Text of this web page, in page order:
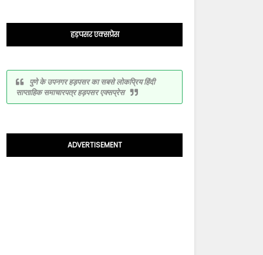
हड़पसर एक्सप्रेस
पुणे के उपनगर हड़पसर का सबसे लोकप्रिय हिंदी
साप्ताहिक समाचारपत्र हड़पसर एक्सप्रेस
ADVERTISEMENT